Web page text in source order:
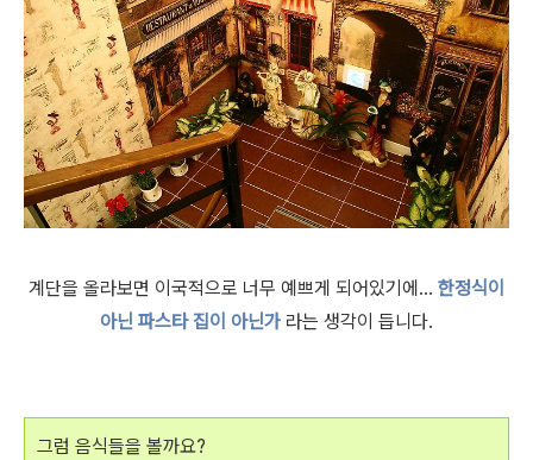
계단을 올라보면 이국적으로 너무 예쁘게 되어있기에... 한정식이
아닌 파스타 집이 아닌가 라는 생각이 듭니다.
그럼 음식들을 볼까요?